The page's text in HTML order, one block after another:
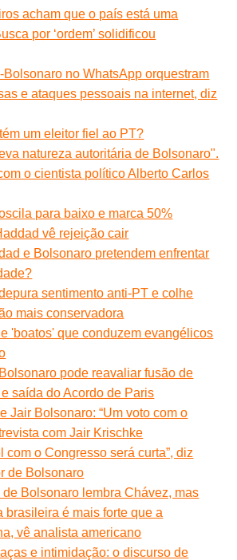
acham que o país está uma
por ‘ordem’ solidificou
Bolsonaro no WhatsApp orquestram
e ataques pessoais na internet, diz
um eleitor fiel ao PT?
natureza autoritária de Bolsonaro".
o cientista político Alberto Carlos
para baixo e marca 50%
vê rejeição cair
e Bolsonaro pretendem enfrentar
sentimento anti-PT e colhe
mais conservadora
'boatos' que conduzem evangélicos
pode reavaliar fusão de
saída do Acordo de Paris
Jair Bolsonaro: “Um voto com o
com Jair Krischke
com o Congresso será curta”, diz
de Bolsonaro
Bolsonaro lembra Chávez, mas
brasileira é mais forte que a
vê analista americano
e intimidação: o discurso de